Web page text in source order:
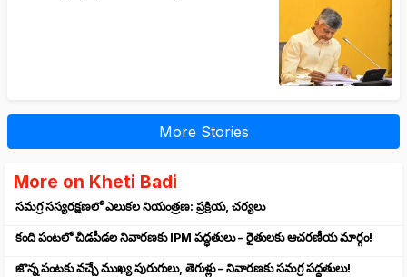
More Stories
More on Kheti Badi
సమగ్ర సస్యరక్షణలో ఎలుకల నియంత్రణ: ప్రక్రియ, చర్యలు
కంది పంటలో చీడపీడల నివారణకు IPM పద్ధతులు – రైతులకు ఆచరణీయ మార్గం!
జొన్న పంటకు వచ్చే ముఖ్య పురుగులు, తెగుళ్లు – నివారణకు సమగ్ర పద్ధతులు!